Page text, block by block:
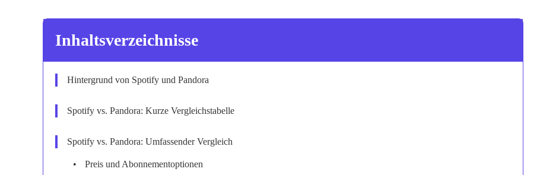
Inhaltsverzeichnisse
Hintergrund von Spotify und Pandora
Spotify vs. Pandora: Kurze Vergleichstabelle
Spotify vs. Pandora: Umfassender Vergleich
Preis und Abonnementoptionen